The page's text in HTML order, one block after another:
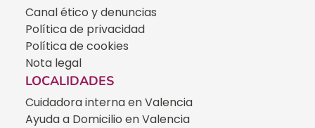
Canal ético y denuncias
Política de privacidad
Política de cookies
Nota legal
LOCALIDADES
Cuidadora interna en Valencia
Ayuda a Domicilio en Valencia